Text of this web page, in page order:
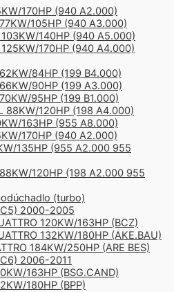
170HP (940 A2.000)
105HP (940 A3.000)
140HP (940 A5.000)
170HP (940 A4.000)
84HP (199 B4.000)
90HP (199 A3.000)
95HP (199 B1.000)
88KW/120HP (198 A4.000)
163HP (955 A8.000)
170HP (940 A2.000)
135HP (955 A2.000 955
120HP (198 A2.000 955
(turbo)
2000-2005
120KW/163HP (BCZ)
132KW/180HP (AKE.BAU)
184KW/250HP (ARE BES)
2006-2011
163HP (BSG.CAND)
180HP (BPP)